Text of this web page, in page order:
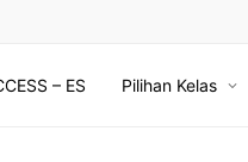
– ES Pilihan Kelas